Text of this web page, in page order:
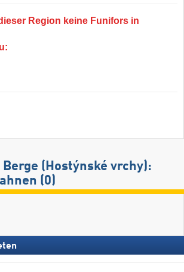
Region keine Funifors in
Berge (Hostýnské vrchy):
(0)